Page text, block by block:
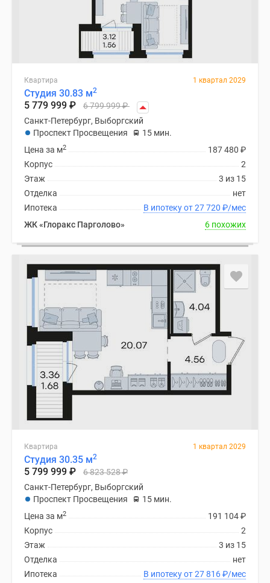
Квартира 1 квартал 2029
Студия 30.83 м2
5 779 999 ₽ 6 799 999₽
Санкт-Петербург, Выборгский
Проспект Просвещения
15 мин.
187 480 ₽
Цена за м2
2
Корпус
3 из 15
Этаж
нет
Отделка
В ипотеку от 27 720 ₽/мес
Ипотека
ЖК «Глоракс Парголово»
6 похожих
Квартира 1 квартал 2029
Студия 30.35 м2
5 799 999 ₽ 6 823 528₽
Санкт-Петербург, Выборгский
Проспект Просвещения
15 мин.
191 104₽
Цена за м2
2
Корпус
3 из 15
Этаж
нет
Отделка
В ипотеку от 27 816₽/мес
Ипотека